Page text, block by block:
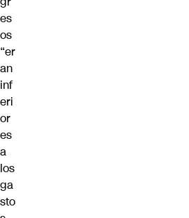
es
os
“er
an
inf
eri
or
es
a
los
ga
sto